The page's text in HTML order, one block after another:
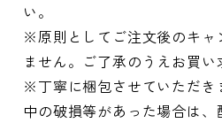
い。
※原則としてご注文後のキャ
ません。ご了承のうえお買い
※丁寧に梱包させていただき
中の破損等があった場合は